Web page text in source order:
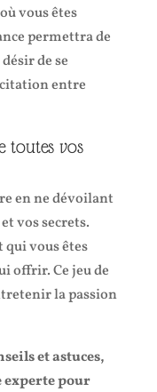
vous êtes
permettra de
de se
entre
toutes vos
en ne dévoilant
vos secrets.
vous êtes
offrir. Ce jeu de
la passion
et astuces,
experte pour